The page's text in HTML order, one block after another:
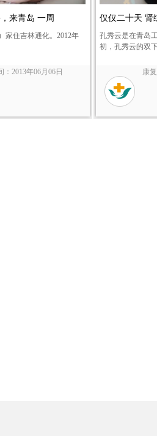
来青岛 一周
家住吉林通化。2012年
：2013年06月06日
仅仅二十天 肾
孔秀云是在青岛
初，孔秀云的双
康